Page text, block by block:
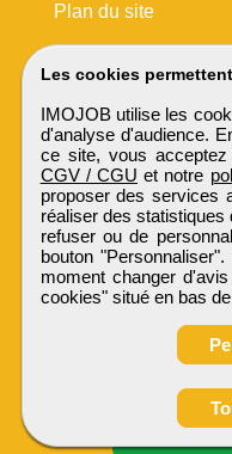
Les cookies
IMOJOB utilise les
d'analyse d'audience.
ce site, vous
CGV / CGU et notre
proposer des services
réaliser des
refuser ou de
bouton
moment changer
cookies" situé en bas
Plan du site
Tous droits